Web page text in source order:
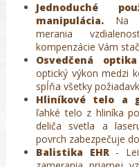
Jednoduché
manipulácia. Na
merania
kompenzácie Vám
Osvedčená optika
optický výkon medzi
spĺňa všetky
Hliníkové telo a
ľahké telo z hliníka
deliča svetla a
povrch zabezpečuje
Balistika EHR -